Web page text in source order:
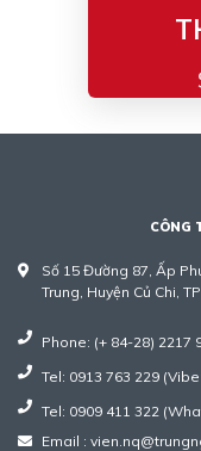
CÔNG
Số 15 Đường 87, Ấp
Trung, Huyện Củ Chi,
Phone: (+ 84-28) 2217
Tel: 0913 763 229
Tel: 0909 411 322
Email :